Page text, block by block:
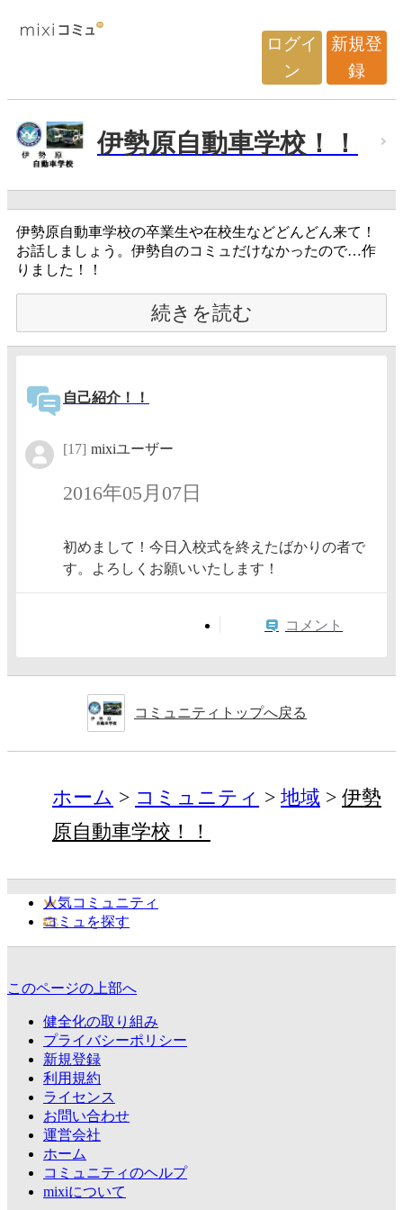
ログイ
ン
新規登
録
伊勢原自動車学校！！
伊勢原自動車学校の卒業生や在校生などどんどん来て！
お話しましょう。伊勢自のコミュだけなかったので…作
りました！！
続きを読む
自己紹介！！
[17] mixiユーザー
2016年05月07日
初めまして！今日入校式を終えたばかりの者で
す。よろしくお願いいたします！
コメント
コミュニティトップへ戻る
ホーム コミュニティ 地域
伊勢
原自動車学校！！
人気コミュニティ
コミュを探す
このページの上部へ
健全化の取り組み
プライバシーポリシー
新規登録
利用規約
ライセンス
お問い合わせ
運営会社
ホーム
コミュニティのヘルプ
mixiについて